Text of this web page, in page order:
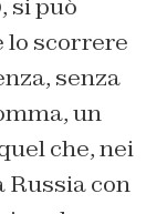
si può
scorrere
senza
un
che, nei
Russia con